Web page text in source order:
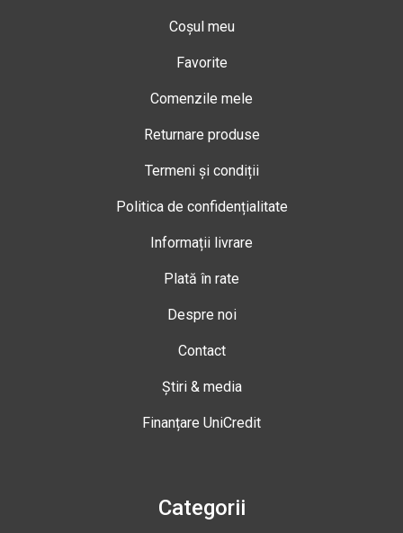
Coșul meu
Favorite
Comenzile mele
Returnare produse
Termeni și condiții
Politica de confidențialitate
Informații livrare
Plată în rate
Despre noi
Contact
Știri & media
Finanțare UniCredit
Categorii